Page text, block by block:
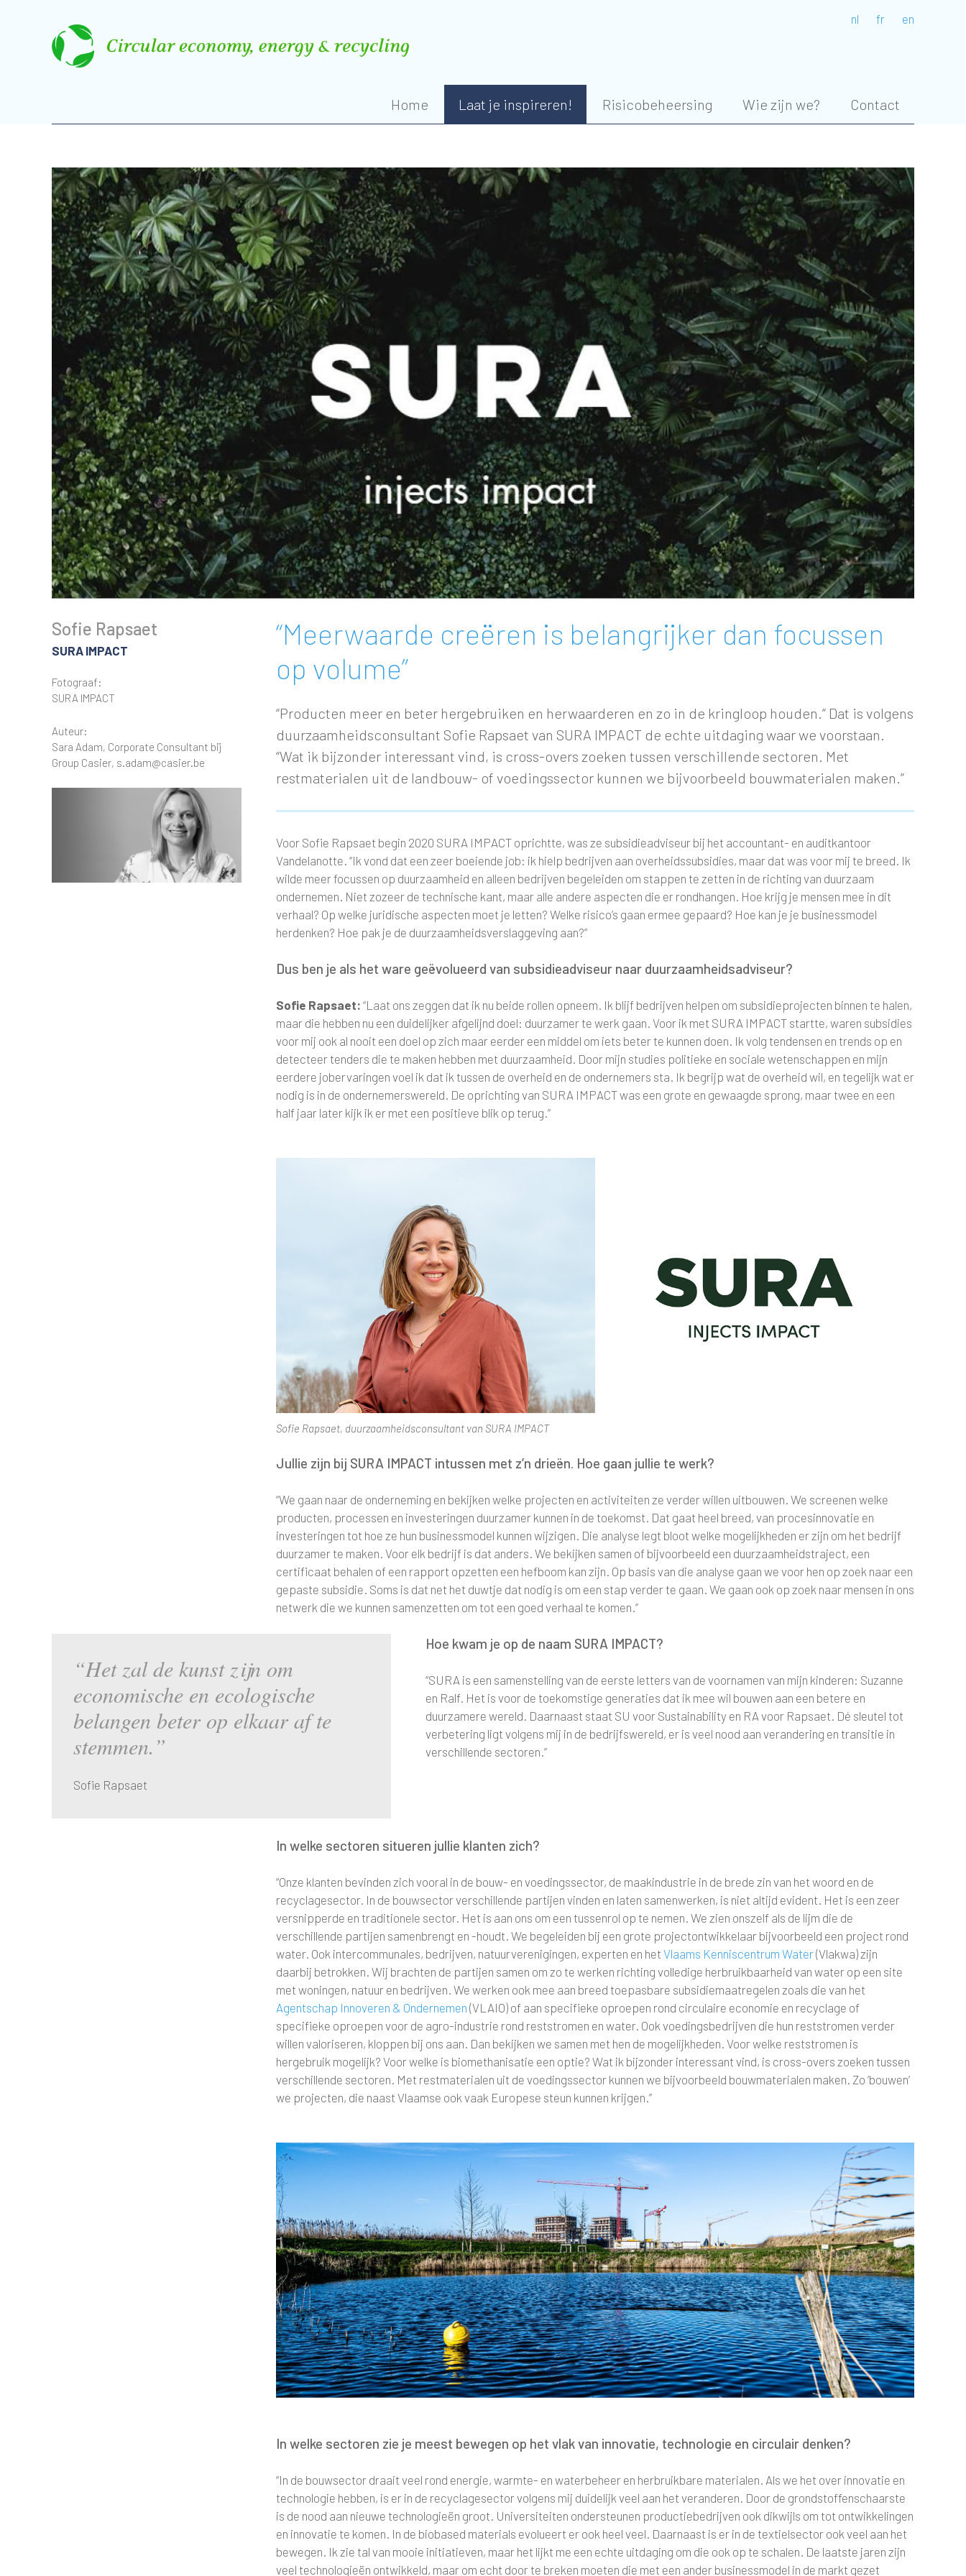
nl fr en
Home Laat je inspireren! Risicobeheersing Wie zijn we? Contact
Sofie Rapsaet
SURA IMPACT
Fotograaf:
SURA IMPACT
Auteur:
Sara Adam, Corporate Consultant bij
Group Casier, s.adam@casier.be
“Meerwaarde creëren is belangrijker dan focussen
op volume”
“Producten meer en beter hergebruiken en herwaarderen en zo in de kringloop houden.” Dat is volgens
duurzaamheidsconsultant Sofie Rapsaet van SURA IMPACT de echte uitdaging waar we voorstaan.
“Wat ik bijzonder interessant vind, is cross-overs zoeken tussen verschillende sectoren. Met
restmaterialen uit de landbouw- of voedingssector kunnen we bijvoorbeeld bouwmaterialen maken.”
Voor Sofie Rapsaet begin 2020 SURA IMPACT oprichtte, was ze subsidieadviseur bij het accountant- en auditkantoor
Vandelanotte. “Ik vond dat een zeer boeiende job: ik hielp bedrijven aan overheidssubsidies, maar dat was voor mij te breed. Ik
wilde meer focussen op duurzaamheid en alleen bedrijven begeleiden om stappen te zetten in de richting van duurzaam
ondernemen. Niet zozeer de technische kant, maar alle andere aspecten die er rondhangen. Hoe krijg je mensen mee in dit
verhaal? Op welke juridische aspecten moet je letten? Welke risico’s gaan ermee gepaard? Hoe kan je je businessmodel
herdenken? Hoe pak je de duurzaamheidsverslaggeving aan?”
Dus ben je als het ware geëvolueerd van subsidieadviseur naar duurzaamheidsadviseur?
Sofie Rapsaet: “Laat ons zeggen dat ik nu beide rollen opneem. Ik blijf bedrijven helpen om subsidieprojecten binnen te halen,
maar die hebben nu een duidelijker afgelijnd doel: duurzamer te werk gaan. Voor ik met SURA IMPACT startte, waren subsidies
voor mij ook al nooit een doel op zich maar eerder een middel om iets beter te kunnen doen. Ik volg tendensen en trends op en
detecteer tenders die te maken hebben met duurzaamheid. Door mijn studies politieke en sociale wetenschappen en mijn
eerdere jobervaringen voel ik dat ik tussen de overheid en de ondernemers sta. Ik begrijp wat de overheid wil, en tegelijk wat er
nodig is in de ondernemerswereld. De oprichting van SURA IMPACT was een grote en gewaagde sprong, maar twee en een
half jaar later kijk ik er met een positieve blik op terug.”
Sofie Rapsaet, duurzaamheidsconsultant van SURA IMPACT
Jullie zijn bij SURA IMPACT intussen met z’n drieën. Hoe gaan jullie te werk?
“We gaan naar de onderneming en bekijken welke projecten en activiteiten ze verder willen uitbouwen. We screenen welke
producten, processen en investeringen duurzamer kunnen in de toekomst. Dat gaat heel breed, van procesinnovatie en
investeringen tot hoe ze hun businessmodel kunnen wijzigen. Die analyse legt bloot welke mogelijkheden er zijn om het bedrijf
duurzamer te maken. Voor elk bedrijf is dat anders. We bekijken samen of bijvoorbeeld een duurzaamheidstraject, een
certificaat behalen of een rapport opzetten een hefboom kan zijn. Op basis van die analyse gaan we voor hen op zoek naar een
gepaste subsidie. Soms is dat net het duwtje dat nodig is om een stap verder te gaan. We gaan ook op zoek naar mensen in ons
netwerk die we kunnen samenzetten om tot een goed verhaal te komen.”
“Het zal de kunst zijn om
economische en ecologische
belangen beter op elkaar af te
stemmen.”
Sofie Rapsaet
Hoe kwam je op de naam SURA IMPACT?
“SURA is een samenstelling van de eerste letters van de voornamen van mijn kinderen: Suzanne
en Ralf. Het is voor de toekomstige generaties dat ik mee wil bouwen aan een betere en
duurzamere wereld. Daarnaast staat SU voor Sustainability en RA voor Rapsaet. Dé sleutel tot
verbetering ligt volgens mij in de bedrijfswereld, er is veel nood aan verandering en transitie in
verschillende sectoren.”
In welke sectoren situeren jullie klanten zich?
“Onze klanten bevinden zich vooral in de bouw- en voedingssector, de maakindustrie in de brede zin van het woord en de
recyclagesector. In de bouwsector verschillende partijen vinden en laten samenwerken, is niet altijd evident. Het is een zeer
versnipperde en traditionele sector. Het is aan ons om een tussenrol op te nemen. We zien onszelf als de lijm die de
verschillende partijen samenbrengt en -houdt. We begeleiden bij een grote projectontwikkelaar bijvoorbeeld een project rond
water. Ook intercommunales, bedrijven, natuurverenigingen, experten en het Vlaams Kenniscentrum Water(Vlakwa) zijn
daarbij betrokken. Wij brachten de partijen samen om zo te werken richting volledige herbruikbaarheid van water op een site
met woningen, natuur en bedrijven. We werken ook mee aan breed toepasbare subsidiemaatregelen zoals die van het
Agentschap Innoveren & Ondernemen (VLAIO) of aan specifieke oproepen rond circulaire economie en recyclage of
specifieke oproepen voor de agro-industrie rond reststromen en water. Ook voedingsbedrijven die hun reststromen verder
willen valoriseren, kloppen bij ons aan. Dan bekijken we samen met hen de mogelijkheden. Voor welke reststromen is
hergebruik mogelijk? Voor welke is biomethanisatie een optie? Wat ik bijzonder interessant vind, is cross-overs zoeken tussen
verschillende sectoren. Met restmaterialen uit de voedingssector kunnen we bijvoorbeeld bouwmaterialen maken. Zo ‘bouwen’
we projecten, die naast Vlaamse ook vaak Europese steun kunnen krijgen.”
In welke sectoren zie je meest bewegen op het vlak van innovatie, technologie en circulair denken?
“In de bouwsector draait veel rond energie, warmte- en waterbeheer en herbruikbare materialen. Als we het over innovatie en
technologie hebben, is er in de recyclagesector volgens mij duidelijk veel aan het veranderen. Door de grondstoffenschaarste
is de nood aan nieuwe technologieën groot. Universiteiten ondersteunen productiebedrijven ook dikwijls om tot ontwikkelingen
en innovatie te komen. In de biobased materials evolueert er ook heel veel. Daarnaast is er in de textielsector ook veel aan het
bewegen. Ik zie tal van mooie initiatieven, maar het lijkt me een echte uitdaging om die ook op te schalen. De laatste jaren zijn
veel technologieën ontwikkeld, maar om echt door te breken moeten die met een ander businessmodel in de markt gezet